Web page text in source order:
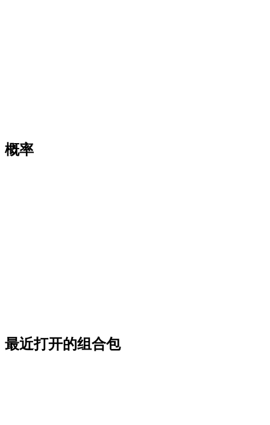
概率
最近打开的组合包